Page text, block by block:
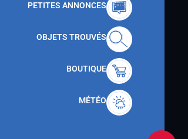
PETITES ANNONCES
OBJETS TROUVÉS
BOUTIQUE
MÉTÉO
AU CNMT
par